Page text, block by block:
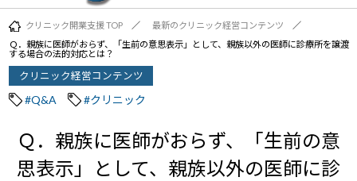
クリニック開業支援 TOP
最新のクリニック経営コンテンツ
Ｑ．親族に医師がおらず、「生前の意思表示」として、親族以外の医師に診療所を譲渡
する場合の法的対応とは？
クリニック経営コンテンツ
#Q&A #クリニック
Ｑ．親族に医師がおらず、「生前の意
思表示」として、親族以外の医師に診